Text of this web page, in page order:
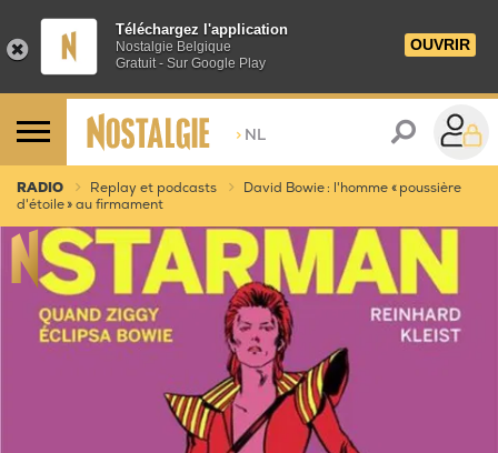
Téléchargez l'application
Nostalgie Belgique
Gratuit - Sur Google Play
OUVRIR
> NL
RADIO Replay et podcasts
David Bowie : l'homme « poussière
d'étoile » au firmament